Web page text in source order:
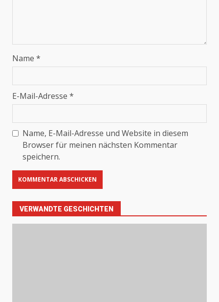
Name *
E-Mail-Adresse *
Name, E-Mail-Adresse und Website in diesem
Browser für meinen nächsten Kommentar
speichern.
VERWANDTE GESCHICHTEN